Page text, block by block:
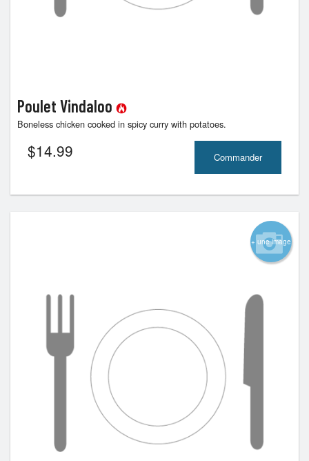
Poulet Vindaloo
Boneless chicken cooked in spicy curry with potatoes.
$14.99 Commander
+ une image